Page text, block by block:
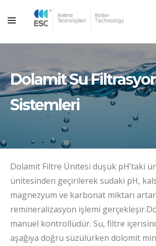
KURUMSAL
ÜRÜNLER
ÇÖZÜMLER
KAYNAKLAR
Dolamit Su
Sistemleri
Dolamit Filtre Ünitesi düşük pH’taki
ünitesinden geçirilerek sudaki pH,
magnezyum ve karbonat miktarı
remineralizasyon işlemi
manuel kontrollüdür. Su, filtre
aşağıya doğru süzülürken dolomit